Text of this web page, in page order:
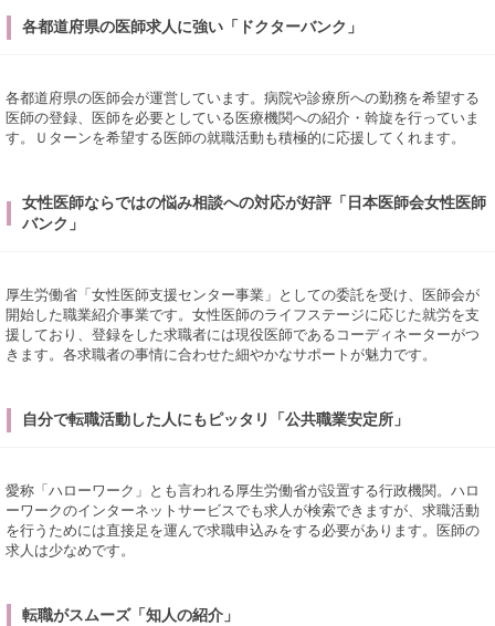
各都道府県の医師求人に強い「ドクターバンク」
各都道府県の医師会が運営しています。病院や診療所への勤務を希望する
医師の登録、医師を必要としている医療機関への紹介・斡旋を行っていま
す。Ｕターンを希望する医師の就職活動も積極的に応援してくれます。
女性医師ならではの悩み相談への対応が好評「日本医師会女性医師
バンク」
厚生労働省「女性医師支援センター事業」としての委託を受け、医師会が
開始した職業紹介事業です。女性医師のライフステージに応じた就労を支
援しており、登録をした求職者には現役医師であるコーディネーターがつ
きます。各求職者の事情に合わせた細やかなサポートが魅力です。
自分で転職活動した人にもピッタリ「公共職業安定所」
愛称「ハローワーク」とも言われる厚生労働省が設置する行政機関。ハロ
ーワークのインターネットサービスでも求人が検索できますが、求職活動
を行うためには直接足を運んで求職申込みをする必要があります。医師の
求人は少なめです。
転職がスムーズ「知人の紹介」